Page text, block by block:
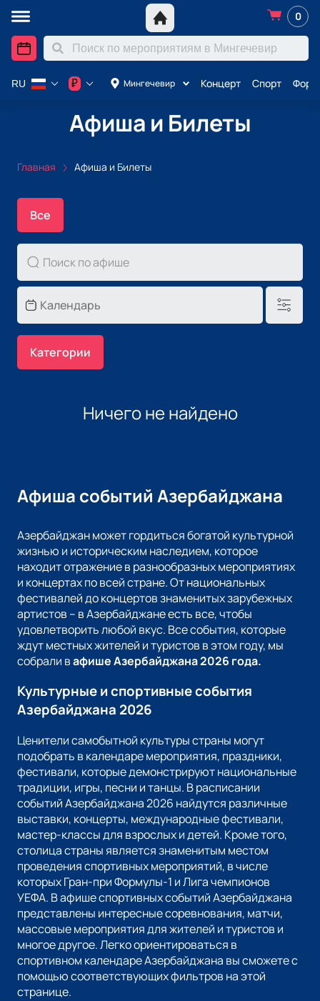
0
Мингечевир Концерт Спорт
RU ₽
Афиша и Билеты
Главная Афиша и Билеты
Все
Категории
Ничего не найдено
Афиша событий Азербайджана
Азербайджан может гордиться богатой культурной
жизнью и историческим наследием, которое
находит отражение в разнообразных мероприятиях
и концертах по всей стране. От национальных
фестивалей до концертов знаменитых зарубежных
артистов – в Азербайджане есть все, чтобы
удовлетворить любой вкус. Все события, которые
ждут местных жителей и туристов в этом году, мы
собрали вафише Азербайджана2026 года.
Культурные и спортивные события
Азербайджана 2026
Ценители самобытной культуры страны могут
подобрать в календаре мероприятия, праздники,
фестивали, которые демонстрируют национальные
традиции, игры, песни и танцы. В расписании
событий Азербайджана 2026 найдутся различные
выставки, концерты, международные фестивали,
мастер-классы для взрослых и детей. Кроме того,
столица страны является знаменитым местом
проведения спортивных мероприятий, в числе
которых Гран-при Формулы-1 и Лига чемпионов
УЕФА. В афише спортивных событий Азербайджана
представлены интересные соревнования, матчи,
массовые мероприятия для жителей и туристов и
многое другое. Легко ориентироваться в
спортивном календаре Азербайджана вы сможете с
помощью соответствующих фильтров на этой
странице.